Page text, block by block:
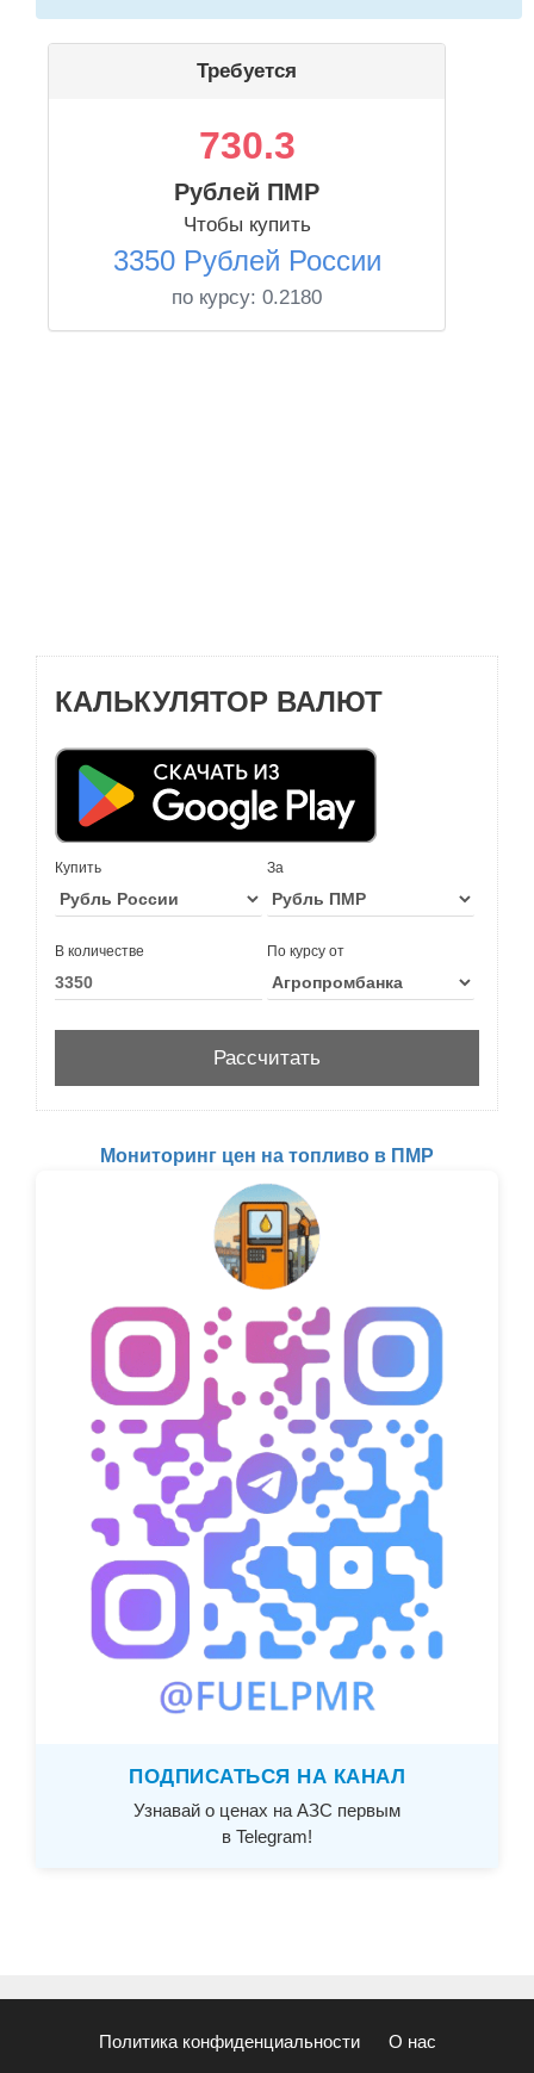
Требуется
730.3
Рублей ПМР
Чтобы купить
3350 Рублей России
по курсу: 0.2180
КАЛЬКУЛЯТОР ВАЛЮТ
Купить За
В количестве По курсу от
Мониторинг цен на топливо в ПМР
ПОДПИСАТЬСЯ НА КАНАЛ
Узнавай о ценах на АЗС первым
в Telegram!
Политика конфиденциальности О нас